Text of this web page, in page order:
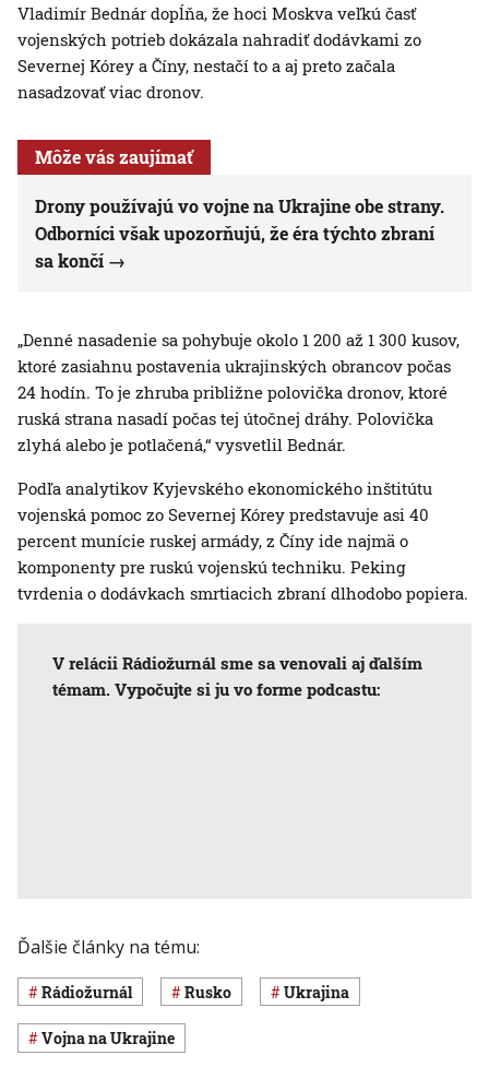
Vladimír Bednár dopĺňa, že hoci Moskva veľkú časť
vojenských potrieb dokázala nahradiť dodávkami zo
Severnej Kórey a Číny, nestačí to a aj preto začala
nasadzovať viac dronov.
Môže vás zaujímať
Drony používajú vo vojne na Ukrajine obe strany.
Odborníci však upozorňujú, že éra týchto zbraní
sa končí
„Denné nasadenie sa pohybuje okolo 1 200 až 1 300 kusov,
ktoré zasiahnu postavenia ukrajinských obrancov počas
24 hodín. To je zhruba približne polovička dronov, ktoré
ruská strana nasadí počas tej útočnej dráhy. Polovička
zlyhá alebo je potlačená,“ vysvetlil Bednár.
Podľa analytikov Kyjevského ekonomického inštitútu
vojenská pomoc zo Severnej Kórey predstavuje asi 40
percent munície ruskej armády, z Číny ide najmä o
komponenty pre ruskú vojenskú techniku. Peking
tvrdenia o dodávkach smrtiacich zbraní dlhodobo popiera.
V relácii Rádiožurnál sme sa venovali aj ďalším
témam. Vypočujte si ju vo forme podcastu:
Ďalšie články na tému:
Rádiožurnál Rusko Ukrajina
vojna na Ukrajine